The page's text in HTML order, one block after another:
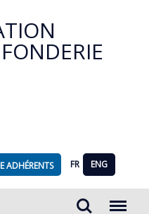
ADHÉRENTS FR ENG
Rechercher...